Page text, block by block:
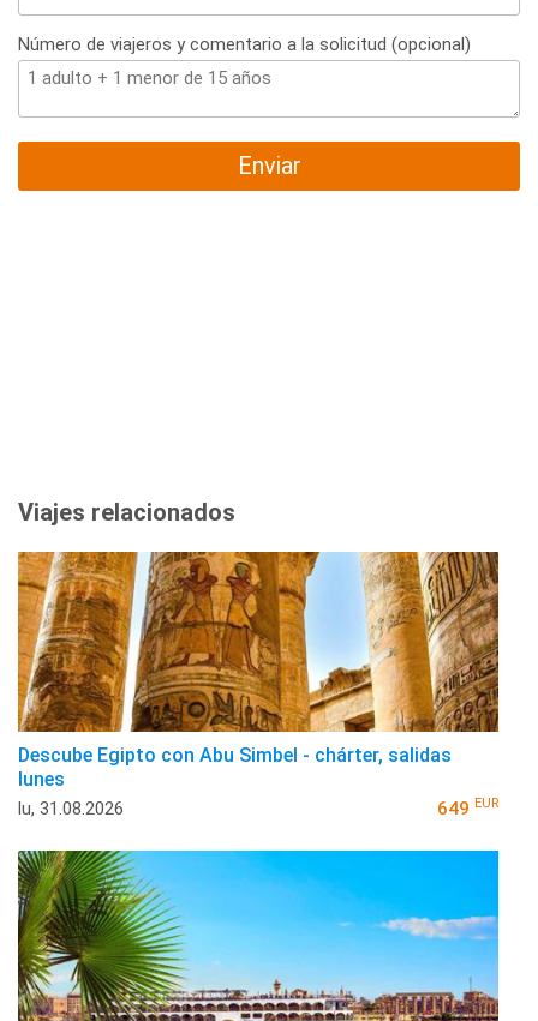
Número de viajeros y comentario a la solicitud (opcional)
Enviar
Viajes relacionados
Descube Egipto con Abu Simbel - chárter, salidas
lunes
lu, 31.08.2026 649 EUR